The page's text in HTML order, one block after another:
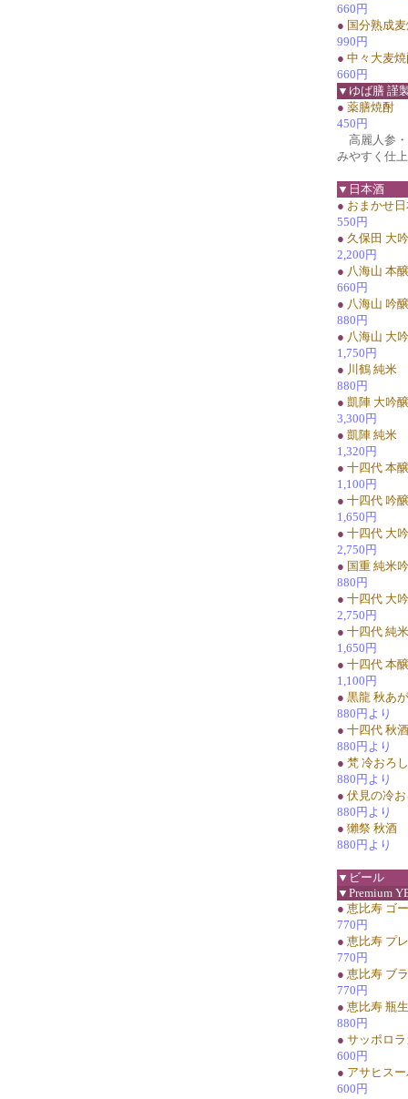
660円
● 国分熟成
990円
● 中々大麦
660円
▼ゆば膳 謹
● 薬膳焼酎
450円
高麗人参・
みやすく仕
▼日本酒
● おまかせ
550円
● 久保田 大
2,200円
● 八海山 本
660円
● 八海山 吟醸
880円
● 八海山 大
1,750円
● 川鶴 純米
880円
● 凱陣 大吟醸
3,300円
● 凱陣 純米
1,320円
● 十四代 本
1,100円
● 十四代 吟醸
1,650円
● 十四代 大
2,750円
● 国重 純米
880円
● 十四代 大
2,750円
● 十四代 純
1,650円
● 十四代 本
1,100円
● 黒龍 秋あ
880円より
● 十四代 秋酒
880円より
● 梵 冷おろし
880円より
● 伏見の冷
880円より
● 獺祭 秋酒
880円より
▼ビール
▼Premium
● 恵比寿 ゴ
770円
● 恵比寿 プ
770円
● 恵比寿 ブ
770円
● 恵比寿 瓶生
880円
● サッポロ
600円
● アサヒス
600円